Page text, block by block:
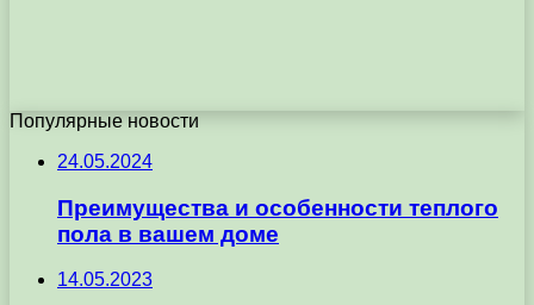
Популярные новости
24.05.2024
Преимущества и особенности теплого
пола в вашем доме
14.05.2023